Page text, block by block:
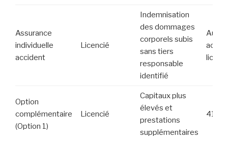
Assurance
individuelle
accident
Licencié
Indemnisation
des dommages
corporels subis
sans tiers
responsable
identifié
Option
complémentaire
(Option 1)
Licencié
Capitaux plus
élevés et
prestations
supplémentaires
41€